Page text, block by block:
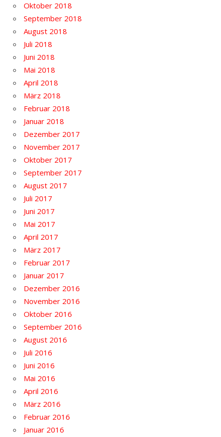
Oktober 2018
September 2018
August 2018
Juli 2018
Juni 2018
Mai 2018
April 2018
März 2018
Februar 2018
Januar 2018
Dezember 2017
November 2017
Oktober 2017
September 2017
August 2017
Juli 2017
Juni 2017
Mai 2017
April 2017
März 2017
Februar 2017
Januar 2017
Dezember 2016
November 2016
Oktober 2016
September 2016
August 2016
Juli 2016
Juni 2016
Mai 2016
April 2016
März 2016
Februar 2016
Januar 2016